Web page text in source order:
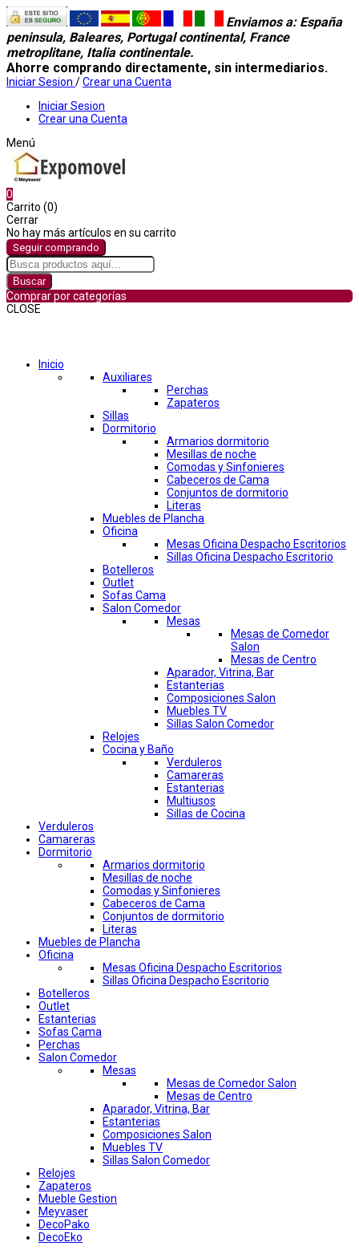
Enviamos a: España
peninsula, Baleares, Portugal continental, France
metroplitane, Italia continentale.
Ahorre comprando directamente, sin intermediarios.
Iniciar Sesion /Crear una Cuenta
Iniciar Sesion
Crear una Cuenta
Menú
0
Carrito (0)
Cerrar
No hay más artículos en su carrito
Seguir comprando
Buscar
Comprar por categorías
CLOSE
Inicio
Auxiliares
Perchas
Zapateros
Sillas
Dormitorio
Armarios dormitorio
Mesillas de noche
Comodas y Sinfonieres
Cabeceros de Cama
Conjuntos de dormitorio
Literas
Muebles de Plancha
Oficina
Mesas Oficina Despacho Escritorios
Sillas Oficina Despacho Escritorio
Botelleros
Outlet
Sofas Cama
Salon Comedor
Mesas
Mesas de Comedor
Salon
Mesas de Centro
Aparador, Vitrina, Bar
Estanterias
Composiciones Salon
Muebles TV
Sillas Salon Comedor
Relojes
Cocina y Baño
Verduleros
Camareras
Estanterias
Multiusos
Sillas de Cocina
Verduleros
Camareras
Dormitorio
Armarios dormitorio
Mesillas de noche
Comodas y Sinfonieres
Cabeceros de Cama
Conjuntos de dormitorio
Literas
Muebles de Plancha
Oficina
Mesas Oficina Despacho Escritorios
Sillas Oficina Despacho Escritorio
Botelleros
Outlet
Estanterias
Sofas Cama
Perchas
Salon Comedor
Mesas
Mesas de Comedor Salon
Mesas de Centro
Aparador, Vitrina, Bar
Estanterias
Composiciones Salon
Muebles TV
Sillas Salon Comedor
Relojes
Zapateros
Mueble Gestion
Meyvaser
DecoPako
DecoEko